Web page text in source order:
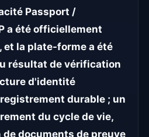
Passport /
a été officiellement
et la plate-forme a été
résultat de vérification
d'identité
durable ; un
du cycle de vie,
documents de preuve